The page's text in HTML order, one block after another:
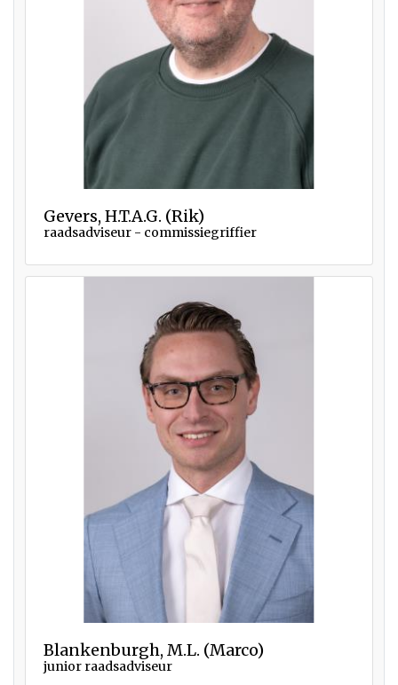
Gevers, H.T.A.G. (Rik)
raadsadviseur - commissiegriffier
Blankenburgh, M.L. (Marco)
junior raadsadviseur